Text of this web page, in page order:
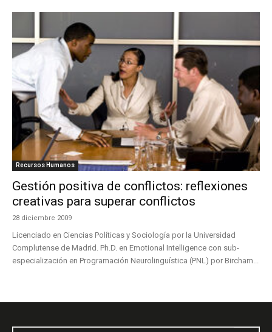
Recursos Humanos
Gestión positiva de conflictos: reflexiones
creativas para superar conflictos
28 diciembre 2009
Licenciado en Ciencias Políticas y Sociología por la Universidad
Complutense de Madrid. Ph.D. en Emotional Intelligence con sub-
especialización en Programación Neurolinguística (PNL) por Bircham...